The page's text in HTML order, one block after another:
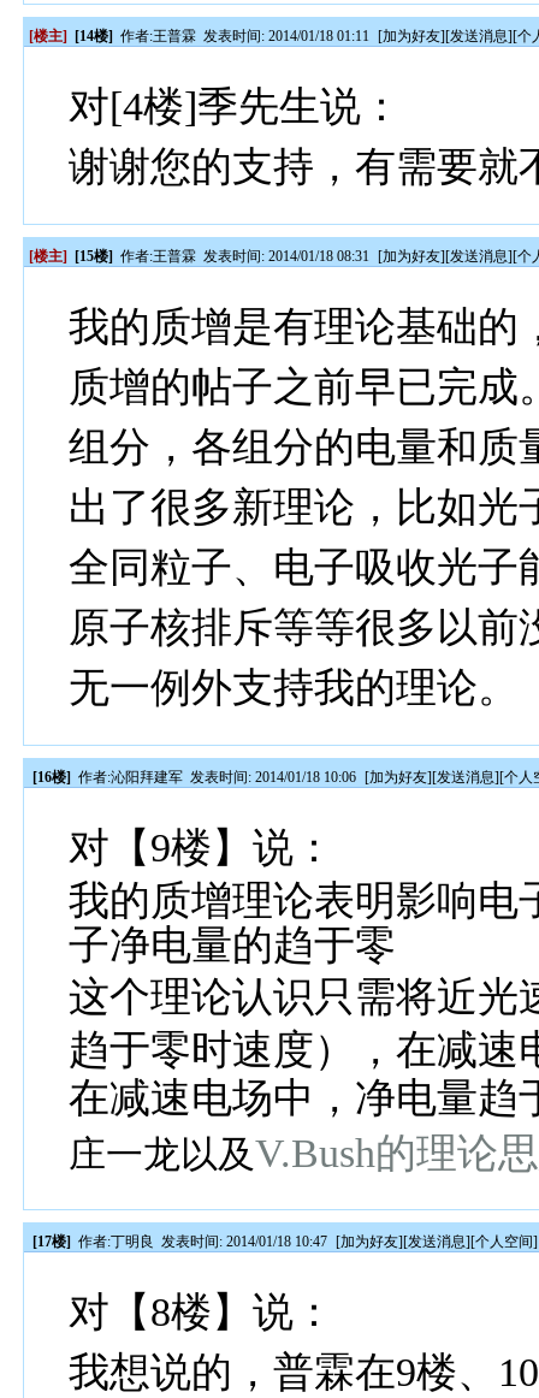
[楼主] [14楼] 作者:王普霖 发表时间: 2014/01/18 01:11 [加为好友][发送消息][个
对[4楼]季先生说：
谢谢您的支持，有需要就
[楼主] [15楼] 作者:王普霖 发表时间: 2014/01/18 08:31 [加为好友][发送消息][个
我的质增是有理论基础的
质增的帖子之前早已完
组分，各组分的电量和质
出了很多新理论，比如光
全同粒子、电子吸收光子
原子核排斥等等很多以
无一例外支持我的理论。
[16楼] 作者:沁阳拜建军 发表时间: 2014/01/18 10:06 [加为好友][发送消息][个人
对【9楼】说：
我的质增理论表明影响电
子净电量的趋于零
这个理论认识只需将近光
趋于零时速度），在减速
在减速电场中， 净电量趋
庄一龙以及V.Bush的理论
[17楼] 作者:丁明良 发表时间: 2014/01/18 10:47 [加为好友][发送消息][个人空间]
对【8楼】说：
我想说的，普霖在9楼、